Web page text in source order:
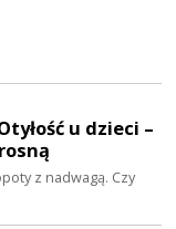
u dzieci –
z nadwagą. Czy